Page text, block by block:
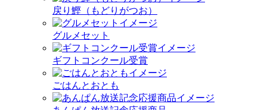
戻り鰹（もどりがつお）
グルメセット
ギフトコンクール受賞
ごはんとおとも